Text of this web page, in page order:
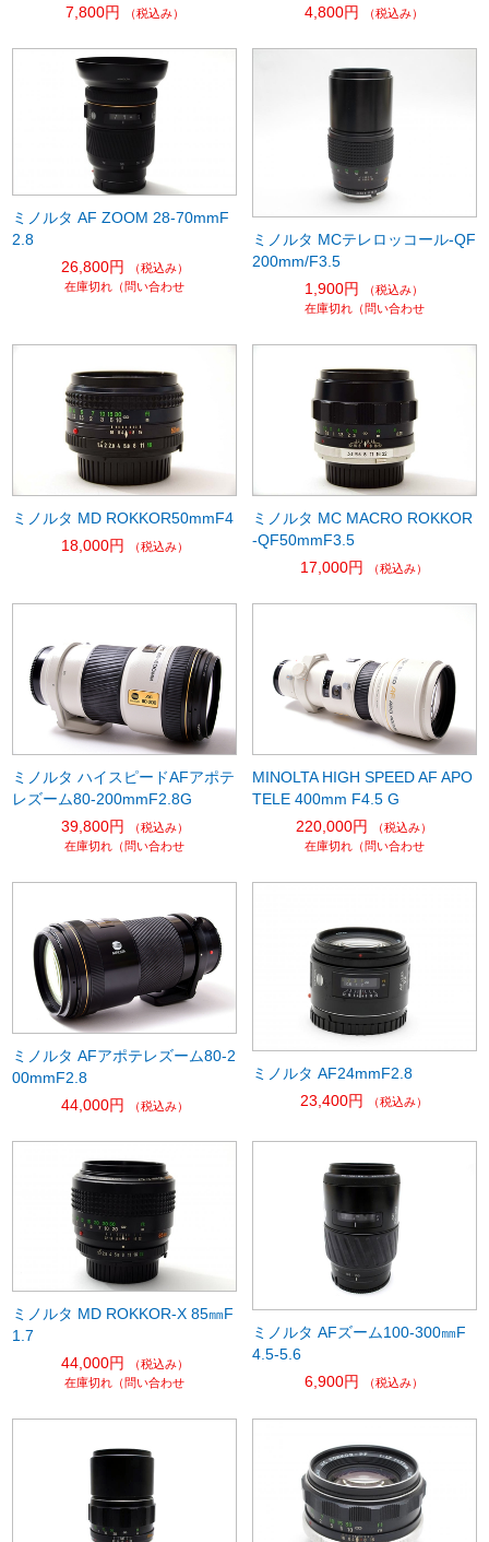
7,800円
（税込み）
4,800円
（税込み）
ミノルタ AF ZOOM 28-70mmF
2.8
26,800円
（税込み）
在庫切れ（問い合わせ
ミノルタ MCテレロッコール-QF
200mm/F3.5
1,900円
（税込み）
在庫切れ（問い合わせ
ミノルタ MD ROKKOR50mmF4
18,000円
（税込み）
ミノルタ MC MACRO ROKKOR
-QF50mmF3.5
17,000円
（税込み）
ミノルタ ハイスピードAFアポテ
レズーム80-200mmF2.8G
39,800円
（税込み）
在庫切れ（問い合わせ
MINOLTA HIGH SPEED AF APO
TELE 400mm F4.5 G
220,000円
（税込み）
在庫切れ（問い合わせ
ミノルタ AFアポテレズーム80-2
00mmF2.8
44,000円
（税込み）
ミノルタ AF24mmF2.8
23,400円
（税込み）
ミノルタ MD ROKKOR-X 85㎜F
1.7
44,000円
（税込み）
在庫切れ（問い合わせ
ミノルタ AFズーム100-300㎜F
4.5-5.6
6,900円
（税込み）